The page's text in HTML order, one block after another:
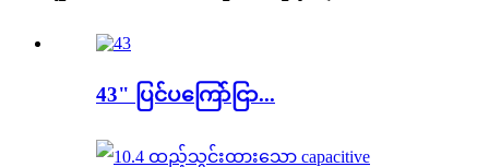
43" ပြင်ပကြော်ငြာ...